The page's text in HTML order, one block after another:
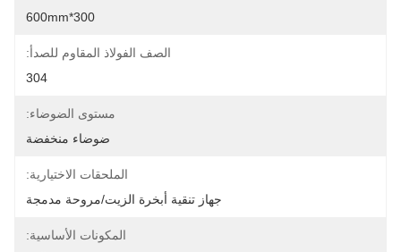
300*600mm
الصف الفولاذ المقاوم للصدأ:
304
مستوى الضوضاء:
ضوضاء منخفضة
الملحقات الاختيارية:
جهاز تنقية أبخرة الزيت/مروحة مدمجة
المكونات الأساسية: